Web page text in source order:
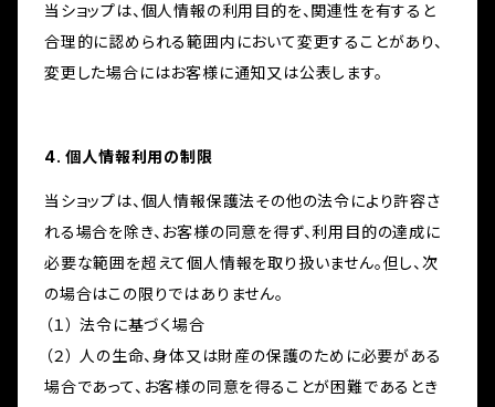
当ショップは、個人情報の利用目的を、関連性を有すると
合理的に認められる範囲内において変更することがあり、
変更した場合にはお客様に通知又は公表します。
4. 個人情報利用の制限
当ショップは、個人情報保護法その他の法令により許容さ
れる場合を除き、お客様の同意を得ず、利用目的の達成に
必要な範囲を超えて個人情報を取り扱いません。但し、次
の場合はこの限りではありません。
（１） 法令に基づく場合
（２） 人の生命、身体又は財産の保護のために必要がある
場合であって、お客様の同意を得ることが困難であるとき